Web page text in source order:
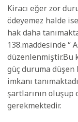
Kiracı eğer zor
ödeyemez halde
hak daha
138.maddesinde “
düzenlenmiştir.Bu
güç duruma düşen
imkanı
şartlarının oluşup
gerekmektedir.